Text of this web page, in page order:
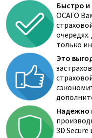
Быстро и
ОСАГО
только
Это
Надежно
3D